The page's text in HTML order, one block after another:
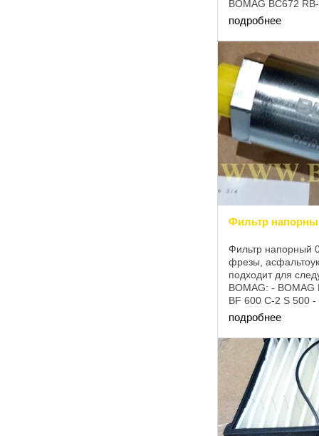
BOMAG BC672
BOMAG BC772
BOMAG BM 1000/
подробнее
Фильтр
Фильтр напорный
фрезы,
подходит для
BOMAG: -
BF 600 C-2 S 500
BOMAG BM 500/
BOMAG BW 100
подробнее